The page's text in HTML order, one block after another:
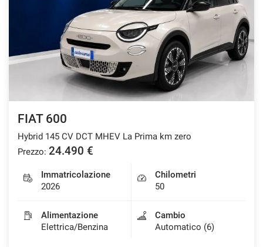
FIAT 600
Hybrid 145 CV DCT MHEV La Prima km zero
Prezzo: 24.490 €
Immatricolazione
2026
Chilometri
50
Alimentazione
Elettrica/Benzina
Cambio
Automatico (6)